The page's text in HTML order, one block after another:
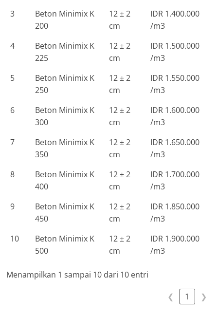
3
Beton Minimix K
200
12 ± 2
cm
IDR 1.400.000
/m3
4
Beton Minimix K
225
12 ± 2
cm
IDR 1.500.000
/m3
5
Beton Minimix K
250
12 ± 2
cm
IDR 1.550.000
/m3
6
Beton Minimix K
300
12 ± 2
cm
IDR 1.600.000
/m3
7
Beton Minimix K
350
12 ± 2
cm
IDR 1.650.000
/m3
8
Beton Minimix K
400
12 ± 2
cm
IDR 1.700.000
/m3
9
Beton Minimix K
450
12 ± 2
cm
IDR 1.850.000
/m3
10
Beton Minimix K
500
12 ± 2
cm
IDR 1.900.000
/m3
Menampilkan 1 sampai 10 dari 10 entri
❮ 1 ❯